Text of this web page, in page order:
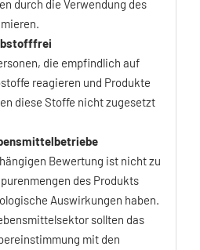
durch die Verwendung des
die empfindlich auf
reagieren und Produkte
diese Stoffe nicht zugesetzt
Bewertung ist nicht zu
des Produkts
Auswirkungen haben.
sollten das
mit den